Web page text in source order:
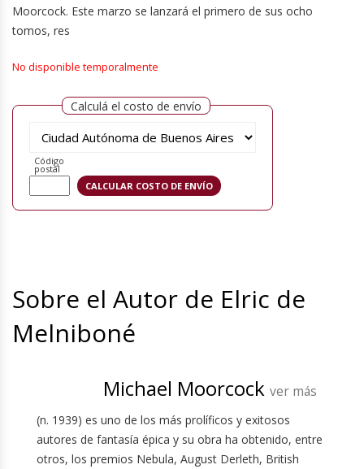
Moorcock. Este marzo se lanzará el primero de sus ocho
tomos, res
No disponible temporalmente
Calculá el costo de envío
Código
postal
Sobre el Autor de Elric de
Melniboné
Michael Moorcock ver más
(n. 1939) es uno de los más prolíficos y exitosos
autores de fantasía épica y su obra ha obtenido, entre
otros, los premios Nebula, August Derleth, British